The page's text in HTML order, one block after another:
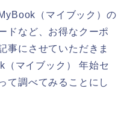
（マイブック）の
ドなど、お得なクーポ
事にさせていただきま
（マイブック） 年始セ
て調べてみることにし